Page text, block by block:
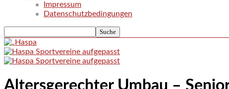
Impressum
Datenschutzbedingungen
Altersgerechter Umbau –